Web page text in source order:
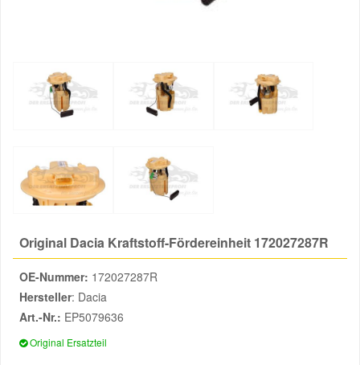
Original Dacia Kraftstoff-Fördereinheit 172027287R
OE-Nummer: 172027287R
Hersteller: Dacia
Art.-Nr.: EP5079636
Original Ersatzteil
Zündanlage und Glühanlage
Karosserie Werkzeug
Werkstattbedarf
Winter-Autozubehör
Daihatsu Ersatzteile
Dodge Ersatzteile
Honda Ersatzteile
Jeep Ersatzteile
Kia Ersatzteile
Lancia Ersatzteile